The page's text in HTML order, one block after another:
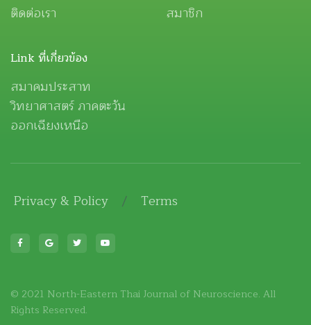
ติดต่อเรา
สมาชิก
Link ที่เกี่ยวข้อง
สมาคมประสาท
วิทยาศาสตร์ ภาคตะวัน
ออกเฉียงเหนือ
Privacy & Policy / Terms
© 2021 North-Eastern Thai Journal of Neuroscience. All
Rights Reserved.